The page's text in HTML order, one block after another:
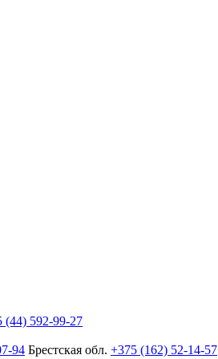
(44) 592-99-27
94 Брестская обл. +375 (162) 52-14-57